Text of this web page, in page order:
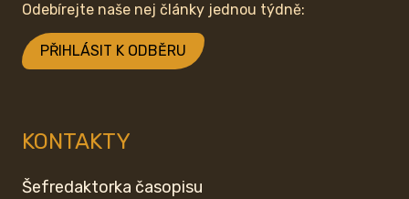
Odebírejte naše nej články jednou týdně:
PŘIHLÁSIT K ODBĚRU
KONTAKTY
Šefredaktorka časopisu